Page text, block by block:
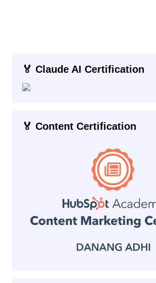
🏅 Claude AI Certification
🏅 Content Certification